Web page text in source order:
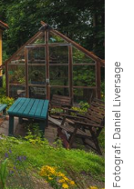
Fotograf
Daniel Liversage